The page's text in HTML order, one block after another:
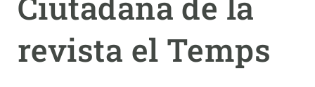
revista el Temps